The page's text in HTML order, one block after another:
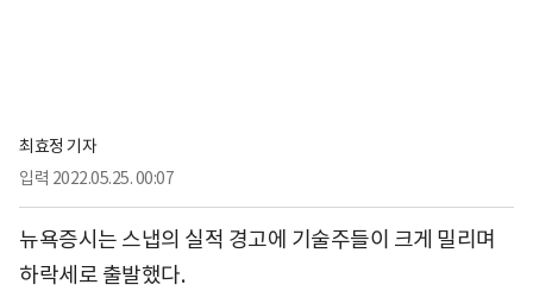
최효정 기자
입력 2022.05.25. 00:07
뉴욕증시는 스냅의 실적 경고에 기술주들이 크게 밀리며
하락세로 출발했다.